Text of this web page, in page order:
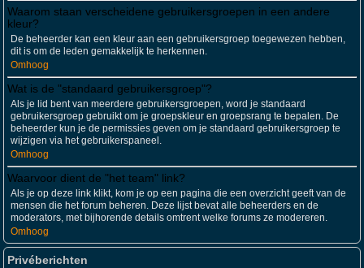
Waarom staan verscheidene gebruikersgroepen in een andere
kleur?
De beheerder kan een kleur aan een gebruikersgroep toegewezen hebben,
dit is om de leden gemakkelijk te herkennen.
Omhoog
Wat is de "standaard gebruikersgroep"?
Als je lid bent van meerdere gebruikersgroepen, word je standaard
gebruikersgroep gebruikt om je groepskleur en groepsrang te bepalen. De
beheerder kun je de permissies geven om je standaard gebruikersgroep te
wijzigen via het gebruikerspaneel.
Omhoog
Waarvoor dient de "het team" link?
Als je op deze link klikt, kom je op een pagina die een overzicht geeft van de
mensen die het forum beheren. Deze lijst bevat alle beheerders en de
moderators, met bijhorende details omtrent welke forums ze modereren.
Omhoog
Privéberichten